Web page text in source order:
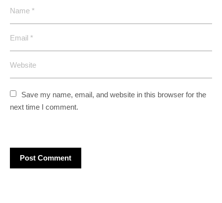
Save my name, email, and website in this browser for the
next time I comment.